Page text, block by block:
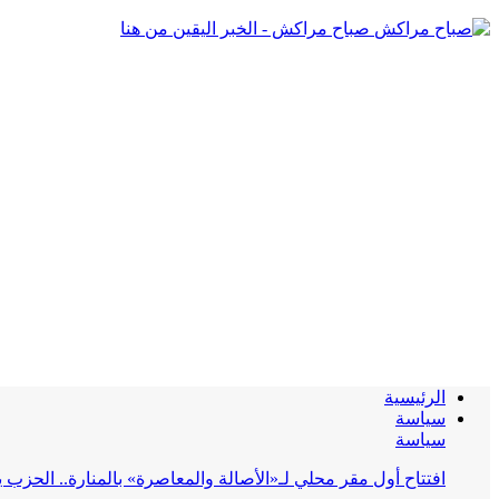
صباح مراكش - الخبر اليقين من هنا
الرئيسية
سياسة
سياسة
افتتاح أول مقر محلي لـ«الأصالة والمعاصرة» بالمنارة..